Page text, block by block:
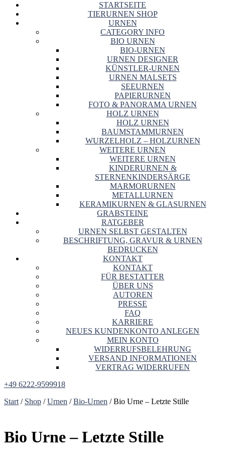
STARTSEITE
TIERURNEN SHOP
URNEN
CATEGORY INFO
BIO URNEN
BIO-URNEN
URNEN DESIGNER
KÜNSTLER-URNEN
URNEN MALSETS
SEEURNEN
PAPIERURNEN
FOTO & PANORAMA URNEN
HOLZ URNEN
HOLZ URNEN
BAUMSTAMMURNEN
WURZELHOLZ – HOLZURNEN
WEITERE URNEN
WEITERE URNEN
KINDERURNEN &
STERNENKINDERSÄRGE
MARMORURNEN
METALLURNEN
KERAMIKURNEN & GLASURNEN
GRABSTEINE
RATGEBER
URNEN SELBST GESTALTEN
BESCHRIFTUNG, GRAVUR & URNEN
BEDRUCKEN
KONTAKT
KONTAKT
FÜR BESTATTER
ÜBER UNS
AUTOREN
PRESSE
FAQ
KARRIERE
NEUES KUNDENKONTO ANLEGEN
MEIN KONTO
WIDERRUFSBELEHRUNG
VERSAND INFORMATIONEN
VERTRAG WIDERRUFEN
+49 6222-9599918
Start / Shop /Urnen /Bio-Urnen / Bio Urne – Letzte Stille
Bio Urne – Letzte Stille